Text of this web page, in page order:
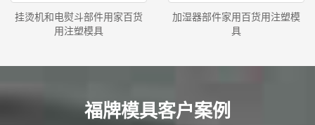
挂烫机和电熨斗部件用家百货
用注塑模具
加湿器部件家用百货用注塑模
具
福牌模具客户案例